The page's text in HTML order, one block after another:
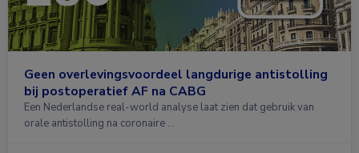
Geen overlevingsvoordeel langdurige antistolling
bij postoperatief AF na CABG
Een Nederlandse real-world analyse laat zien dat gebruik van
orale antistolling na coronaire …